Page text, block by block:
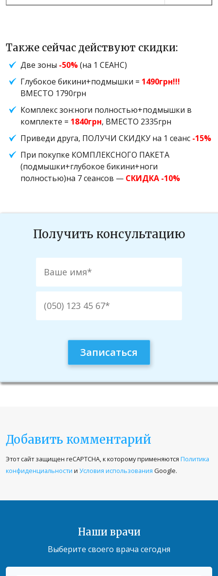
Также сейчас действуют скидки:
Две зоны -50%(на 1 СЕАНС)
Глубокое бикини+подмышки = 1490грн!!!
ВМЕСТО 1790грн
Комплекс зон:ноги полностью+подмышки в
комплекте = 1840грн, ВМЕСТО 2335грн
Приведи друга, ПОЛУЧИ СКИДКУ на 1 сеанс -15%
При покупке КОМПЛЕКСНОГО ПАКЕТА
(подмышки+глубокое бикини+ноги
полностью)на 7 сеансов — СКИДКА -10%
Получить консультацию
Добавить комментарий
Ваш адрес email не будет опубликован.
Обязательные поля помечены*
Этот сайт защищен reCAPTCHA, к которому применяются Политика
конфиденциальности и Условия использования Google.
Наши врачи
Выберите своего врача сегодня